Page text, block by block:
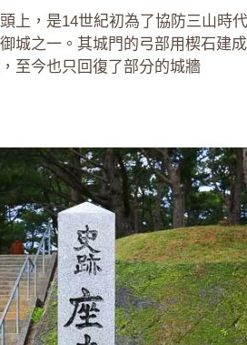
上，是14世紀初為了協防三山時
城之一。其城門的弓部用楔石建
至今也只回復了部分的城牆